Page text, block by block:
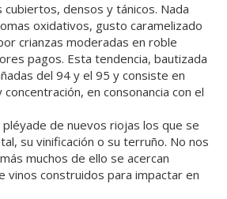
densos y tánicos. Nada
oxidativos, gusto caramelizado
crianzas moderadas en roble
pagos. Esta tendencia, bautizada
del 94 y el 95 y consiste en
en consonancia con el
de nuevos riojas los que se
su vinificación o su terruño. No nos
muchos de ello se acercan
vinos construidos para impactar en